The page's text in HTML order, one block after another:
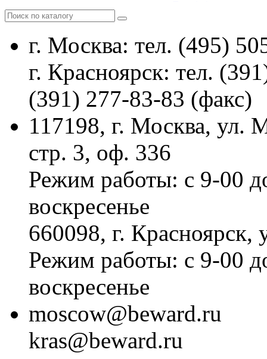
г. Москва: тел. (495)
г. Красноярск: тел.
(391) 277-83-83 (факс)
117198, г. Москва, ул.
стр. 3, оф. 336
Режим работы: с 9-00
воскресенье
660098, г.
Режим работы: с 9-00
воскресенье
moscow@beward.ru
kras@beward.ru